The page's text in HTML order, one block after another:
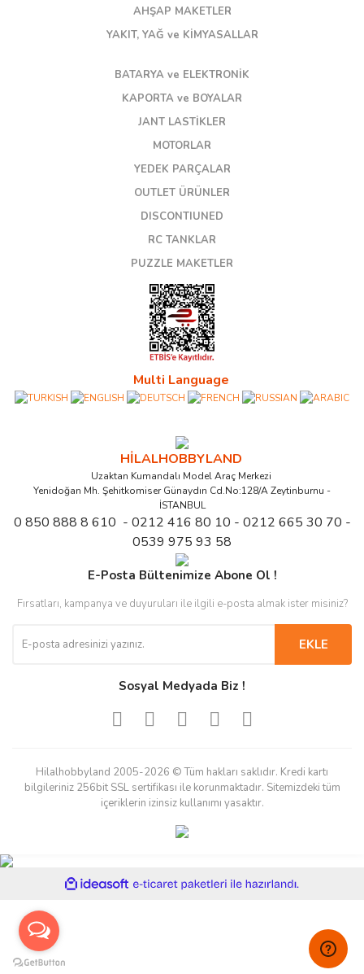
AHŞAP MAKETLER
YAKIT, YAĞ ve KİMYASALLAR
BATARYA ve ELEKTRONİK
KAPORTA ve BOYALAR
JANT LASTİKLER
MOTORLAR
YEDEK PARÇALAR
OUTLET ÜRÜNLER
DISCONTIUNED
RC TANKLAR
PUZZLE MAKETLER
Multi Language
HİLALHOBBYLAND
Uzaktan Kumandalı Model Araç Merkezi
Yenidoğan Mh. Şehitkomiser Günaydın Cd.No:128/A Zeytinburnu -
İSTANBUL
0 850 888 8 610 - 0212 416 80 10 - 0212 665 30 70 -
0539 975 93 58
E-Posta Bültenimize Abone Ol !
Fırsatları, kampanya ve duyuruları ile ilgili e-posta almak ister misiniz?
EKLE
Sosyal Medyada Biz !
Hilalhobbyland 2005-2026 © Tüm hakları saklıdır. Kredi kartı
bilgileriniz 256bit SSL sertifikası ile korunmaktadır. Sitemizdeki tüm
içeriklerin izinsiz kullanımı yasaktır.
ideasoft
e-